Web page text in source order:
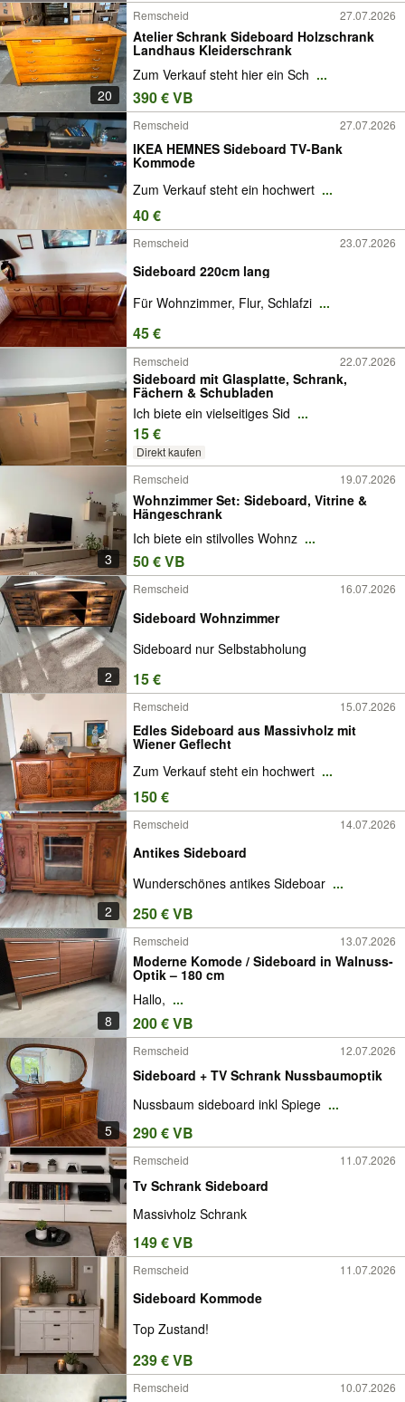
20
Remscheid 27.07.2026
Atelier Schrank Sideboard Holzschrank
Landhaus Kleiderschrank
Zum Verkauf steht hier ein Sch ...
390 € VB
Remscheid 27.07.2026
IKEA HEMNES Sideboard TV-Bank
Kommode
Zum Verkauf steht ein hochwert ...
40 €
Remscheid 23.07.2026
Sideboard 220cm lang
Für Wohnzimmer, Flur, Schlafzi ...
45 €
Remscheid 22.07.2026
Sideboard mit Glasplatte, Schrank,
Fächern & Schubladen
Ich biete ein vielseitiges Sid ...
15 €
Direkt kaufen
3
Remscheid 19.07.2026
Wohnzimmer Set: Sideboard, Vitrine &
Hängeschrank
Ich biete ein stilvolles Wohnz ...
50 € VB
2
Remscheid 16.07.2026
Sideboard Wohnzimmer
Sideboard nur Selbstabholung
15 €
Remscheid 15.07.2026
Edles Sideboard aus Massivholz mit
Wiener Geflecht
Zum Verkauf steht ein hochwert ...
150 €
2
Remscheid 14.07.2026
Antikes Sideboard
Wunderschönes antikes Sideboar ...
250 € VB
8
Remscheid 13.07.2026
Moderne Komode / Sideboard in Walnuss-
Optik – 180 cm
Hallo, ...
200 € VB
5
Remscheid 12.07.2026
Sideboard + TV Schrank Nussbaumoptik
Nussbaum sideboard inkl Spiege ...
290 € VB
Remscheid 11.07.2026
Tv Schrank Sideboard
Massivholz Schrank
149 € VB
Remscheid 11.07.2026
Sideboard Kommode
Top Zustand!
239 € VB
Remscheid 10.07.2026